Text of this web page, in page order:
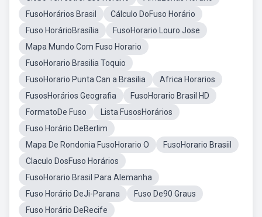
FusoHorários Brasil
Cálculo DoFuso Horário
Fuso HorárioBrasília
FusoHorario Louro Jose
Mapa Mundo Com Fuso Horario
FusoHorario Brasilia Toquio
FusoHorario Punta Can a Brasilia
Africa Horarios
FusosHorários Geografia
FusoHorario Brasil HD
FormatoDe Fuso
Lista FusosHorários
Fuso Horário DeBerlim
Mapa De Rondonia FusoHorario O
FusoHorario Brasiil
Claculo DosFuso Horários
FusoHorario Brasil Para Alemanha
Fuso Horário DeJi-Parana
Fuso De90 Graus
Fuso Horário DeRecife